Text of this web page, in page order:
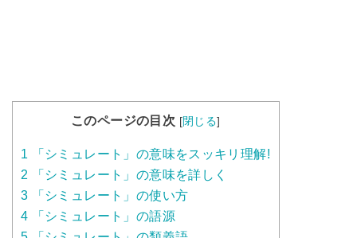
このページの目次 [閉じる]
1 「シミュレート」の意味をスッキリ理解!
2 「シミュレート」の意味を詳しく
3 「シミュレート」の使い方
4 「シミュレート」の語源